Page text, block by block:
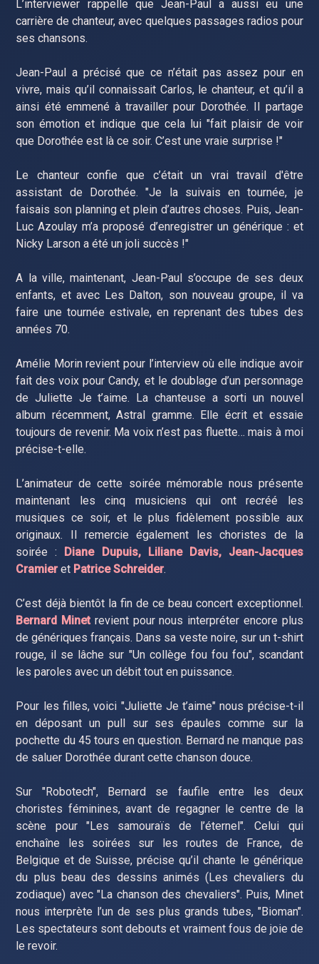
L’interviewer rappelle que Jean-Paul a aussi eu une
carrière de chanteur, avec quelques passages radios pour
ses chansons.
Jean-Paul a précisé que ce n’était pas assez pour en
vivre, mais qu’il connaissait Carlos, le chanteur, et qu’il a
ainsi été emmené à travailler pour Dorothée. Il partage
son émotion et indique que cela lui "fait plaisir de voir
que Dorothée est là ce soir. C’est une vraie surprise !"
Le chanteur confie que c’était un vrai travail d'être
assistant de Dorothée. "Je la suivais en tournée, je
faisais son planning et plein d’autres choses. Puis, Jean-
Luc Azoulay m’a proposé d’enregistrer un générique : et
Nicky Larson a été un joli succès !"
A la ville, maintenant, Jean-Paul s’occupe de ses deux
enfants, et avec Les Dalton, son nouveau groupe, il va
faire une tournée estivale, en reprenant des tubes des
années 70.
Amélie Morin revient pour l’interview où elle indique avoir
fait des voix pour Candy, et le doublage d’un personnage
de Juliette Je t’aime. La chanteuse a sorti un nouvel
album récemment, Astral gramme. Elle écrit et essaie
toujours de revenir. Ma voix n’est pas fluette… mais à moi
précise-t-elle.
L’animateur de cette soirée mémorable nous présente
maintenant les cinq musiciens qui ont recréé les
musiques ce soir, et le plus fidèlement possible aux
originaux. Il remercie également les choristes de la
soirée : Diane Dupuis, Liliane Davis, Jean-Jacques
Cramieret Patrice Schreider.
C’est déjà bientôt la fin de ce beau concert exceptionnel.
Bernard Minetrevient pour nous interpréter encore plus
de génériques français. Dans sa veste noire, sur un t-shirt
rouge, il se lâche sur "Un collège fou fou fou", scandant
les paroles avec un débit tout en puissance.
Pour les filles, voici "Juliette Je t’aime" nous précise-t-il
en déposant un pull sur ses épaules comme sur la
pochette du 45 tours en question. Bernard ne manque pas
de saluer Dorothée durant cette chanson douce.
Sur "Robotech", Bernard se faufile entre les deux
choristes féminines, avant de regagner le centre de la
scène pour "Les samouraïs de l’éternel". Celui qui
enchaîne les soirées sur les routes de France, de
Belgique et de Suisse, précise qu’il chante le générique
du plus beau des dessins animés (Les chevaliers du
zodiaque) avec "La chanson des chevaliers". Puis, Minet
nous interprète l’un de ses plus grands tubes, "Bioman".
Les spectateurs sont debouts et vraiment fous de joie de
le revoir.